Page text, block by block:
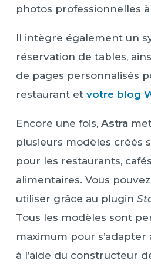
photos professionnelles
Il intègre également un
réservation de tables,
de pages personnalisés
restaurant et votre blog
Encore une fois, Astramet
plusieurs modèles créés
pour les restaurants,
alimentaires. Vous
utiliser grâce au plugin
Tous les modèles sont
maximum pour
à l’aide du constructeur